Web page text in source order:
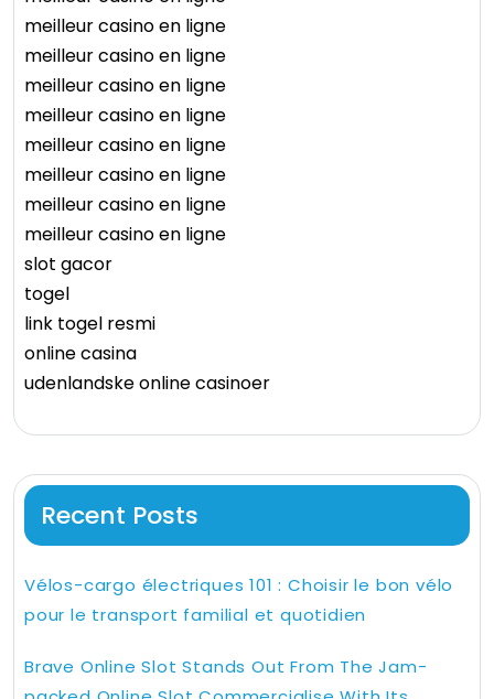
meilleur casino en ligne
meilleur casino en ligne
meilleur casino en ligne
meilleur casino en ligne
meilleur casino en ligne
meilleur casino en ligne
meilleur casino en ligne
meilleur casino en ligne
slot gacor
togel
link togel resmi
online casina
udenlandske online casinoer
Recent Posts
Vélos-cargo électriques 101 : Choisir le bon vélo
pour le transport familial et quotidien
Brave Online Slot Stands Out From The Jam-